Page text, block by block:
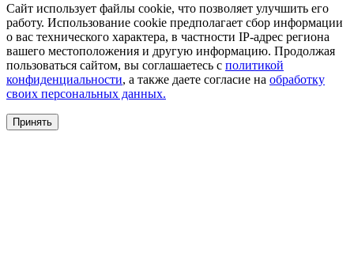
Сайт использует файлы cookie, что позволяет улучшить его
работу. Использование cookie предполагает сбор информации
о вас технического характера, в частности IP-адрес региона
вашего местоположения и другую информацию. Продолжая
пользоваться сайтом, вы соглашаетесь с политикой
конфиденциальности, а также даете согласие на обработку
своих персональных данных.
Принять